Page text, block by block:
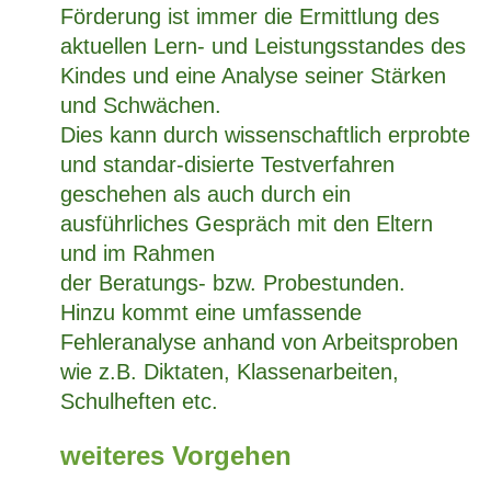
Förderung ist immer die Ermittlung des
aktuellen Lern- und Leistungsstandes des
Kindes und eine Analyse seiner Stärken
und Schwächen.
Dies kann durch wissenschaftlich erprobte
und standar-disierte Testverfahren
geschehen als auch durch ein
ausführliches Gespräch mit den Eltern
und im Rahmen
der Beratungs- bzw. Probestunden.
Hinzu kommt eine umfassende
Fehleranalyse anhand von Arbeitsproben
wie z.B. Diktaten, Klassenarbeiten,
Schulheften etc.
weiteres Vorgehen